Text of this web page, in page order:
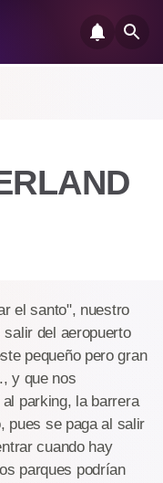
el santo", nuestro
del aeropuerto
pequeño pero gran
y que nos
parking, la barrera
pues se paga al salir
cuando hay
parques podrían